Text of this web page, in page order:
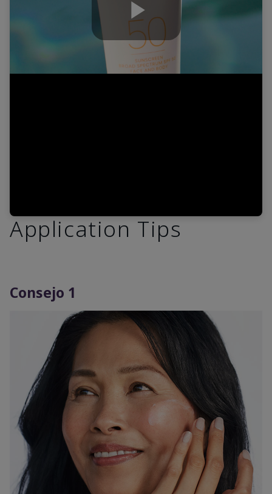
Play
Application Tips
Consejo 1